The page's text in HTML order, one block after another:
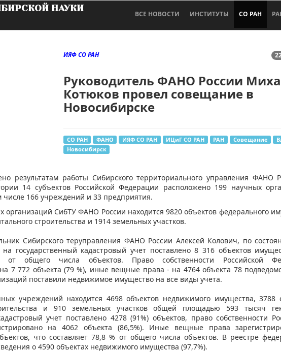
НАУКИ
ВСЕ НОВОСТИ ИНСТИТУТЫ СО РАН
ИЯФ СО РАН
Руководитель ФАНО России
Котюков провел совещание в
Новосибирске
СО РАН ФАНО ИЯФ СО РАН ИЦиГ СО РАН РАН Совещание
Новосибирск
результатам работы Сибирского территориального управления ФАНО
14 субъектов Российской Федерации расположено 199 научных
166 учреждений и 33 предприятия.
организаций СибТУ ФАНО России находится 9820 объектов федерального
строительства и 1914 земельных участков.
Сибирского теруправления ФАНО России Алексей Колович, по
на государственный кадастровый учет поставлено 8 316 объектов
от общего числа объектов. Право собственности Российской
7 772 объекта (79 %), иные вещные права - на 4764 объекта 78
поставили недвижимое имущество на все виды учета.
учреждений находится 4698 объектов недвижимого имущества, 3788
и 910 земельных участков общей площадью 593 тысяч
учет поставлено 4278 (91%) объектов, право собственности
на 4062 объекта (86,5%). Иные вещные права
что составляет 78,8 % от общего числа объектов. В реестре
о 4590 объектах недвижимого имущества (97,7%).